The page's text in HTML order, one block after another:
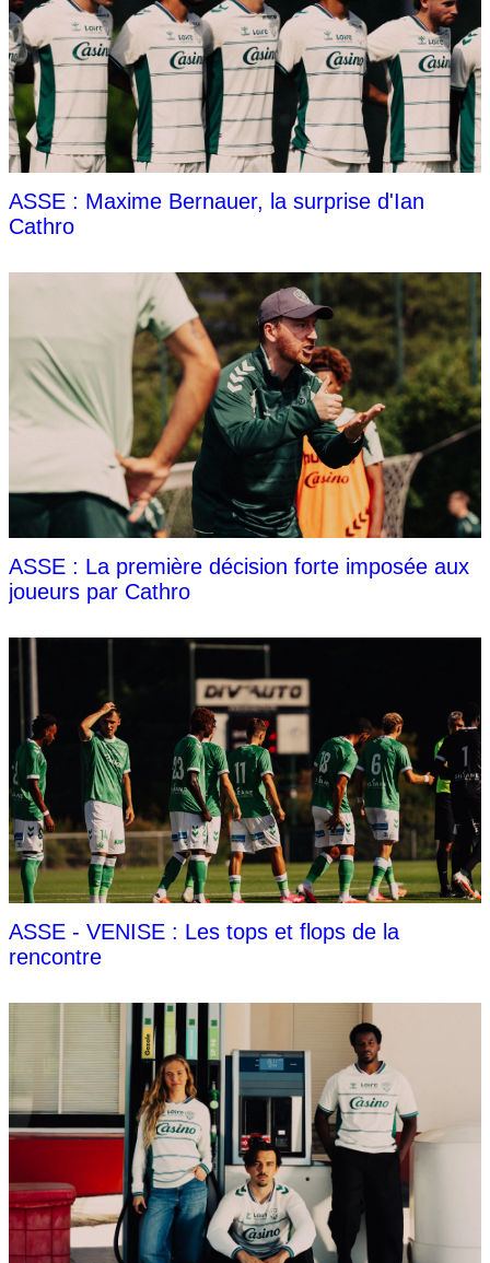
ASSE : Maxime Bernauer, la surprise d'Ian
Cathro
ASSE : La première décision forte imposée aux
joueurs par Cathro
ASSE - VENISE : Les tops et flops de la
rencontre